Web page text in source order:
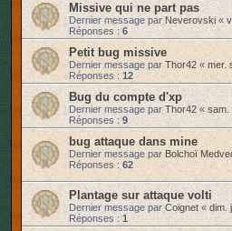
Missive qui ne part pas
Dernier message parNeverovski «
Réponses : 6
Petit bug missive
Dernier message par Thor42 « mer.
Réponses : 12
Bug du compte d'xp
Dernier message parThor42 « sam.
Réponses : 9
bug attaque dans mine
Dernier message par Bolchoï
Réponses : 62
Plantage sur attaque volti
Dernier message parCoignet « dim.
Réponses : 1